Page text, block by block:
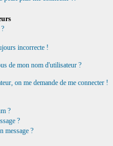
incorrecte !
de mon nom d'utilisateur ?
on me demande de me connecter !
?
?
message ?